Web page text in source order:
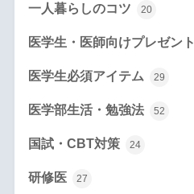
一人暮らしのコツ 20
医学生・医師向けプレゼント
医学生必須アイテム 29
医学部生活・勉強法 52
国試・CBT対策 24
研修医 27